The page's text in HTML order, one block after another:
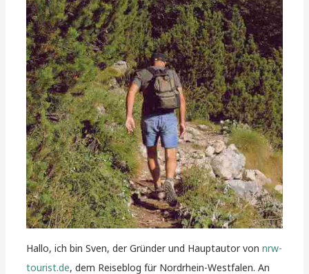
Hallo, ich bin Sven, der Gründer und Hauptautor vonnrw-
tourist.de, dem Reiseblog für Nordrhein-Westfalen. An